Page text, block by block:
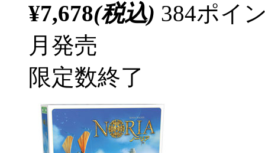
¥7,678(税込) 384ポイ
月発売
限定数終了